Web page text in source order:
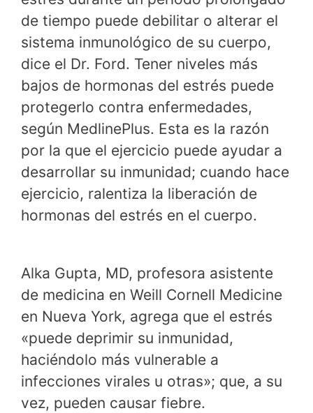
de tiempo puede debilitar o alterar el
sistema inmunológico de su cuerpo,
dice el Dr. Ford. Tener niveles más
bajos de hormonas del estrés puede
protegerlo contra enfermedades,
según MedlinePlus. Esta es la razón
por la que el ejercicio puede ayudar a
desarrollar su inmunidad; cuando hace
ejercicio, ralentiza la liberación de
hormonas del estrés en el cuerpo.
Alka Gupta, MD, profesora asistente
de medicina en Weill Cornell Medicine
en Nueva York, agrega que el estrés
«puede deprimir su inmunidad,
haciéndolo más vulnerable a
infecciones virales u otras»; que, a su
vez, pueden causar fiebre.